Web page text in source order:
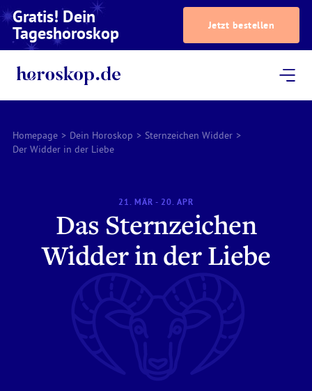
Gratis! Dein
Tageshoroskop Jetzt bestellen
Homepage > Dein Horoskop > Sternzeichen Widder >
Der Widder in der Liebe
21. MÄR - 20. APR
Das Sternzeichen
Widder in der Liebe